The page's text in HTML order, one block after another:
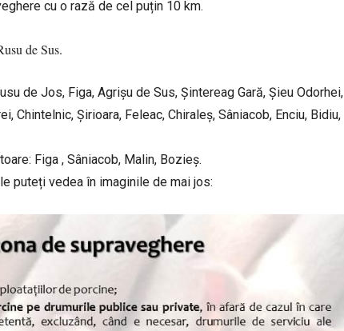
cu o rază de cel puțin 10 km.
de Sus.
de Jos, Figa, Agrișu de Sus, Șintereag Gară, Șieu Odorhei,
Chintelnic, Șirioara, Feleac, Chiraleș, Sâniacob, Enciu, Bidiu,
Figa , Sâniacob, Malin, Bozieș.
puteți vedea în imaginile de mai jos: